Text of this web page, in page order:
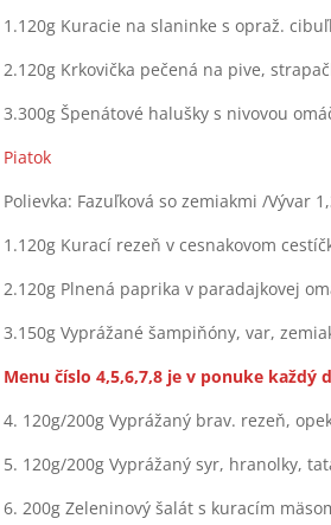
1.120g Kuracie na slaninke s opraž.
2.120g Krkovička pečená na pive,
3.300g Špenátové halušky s nivovou
Piatok
Polievka: Fazuľková so zemiakmi /Vývar
1.120g Kurací rezeň v cesnakovom
2.120g Plnená paprika v paradajkovej
3.150g Vyprážané šampiňóny, var,
Menu číslo 4,5,6,7,8 je v ponuke každý
4. 120g/200g Vyprážaný brav. rezeň,
5. 120g/200g Vyprážaný syr, hranolky,
6. 200g Zeleninový šalát s kuracím